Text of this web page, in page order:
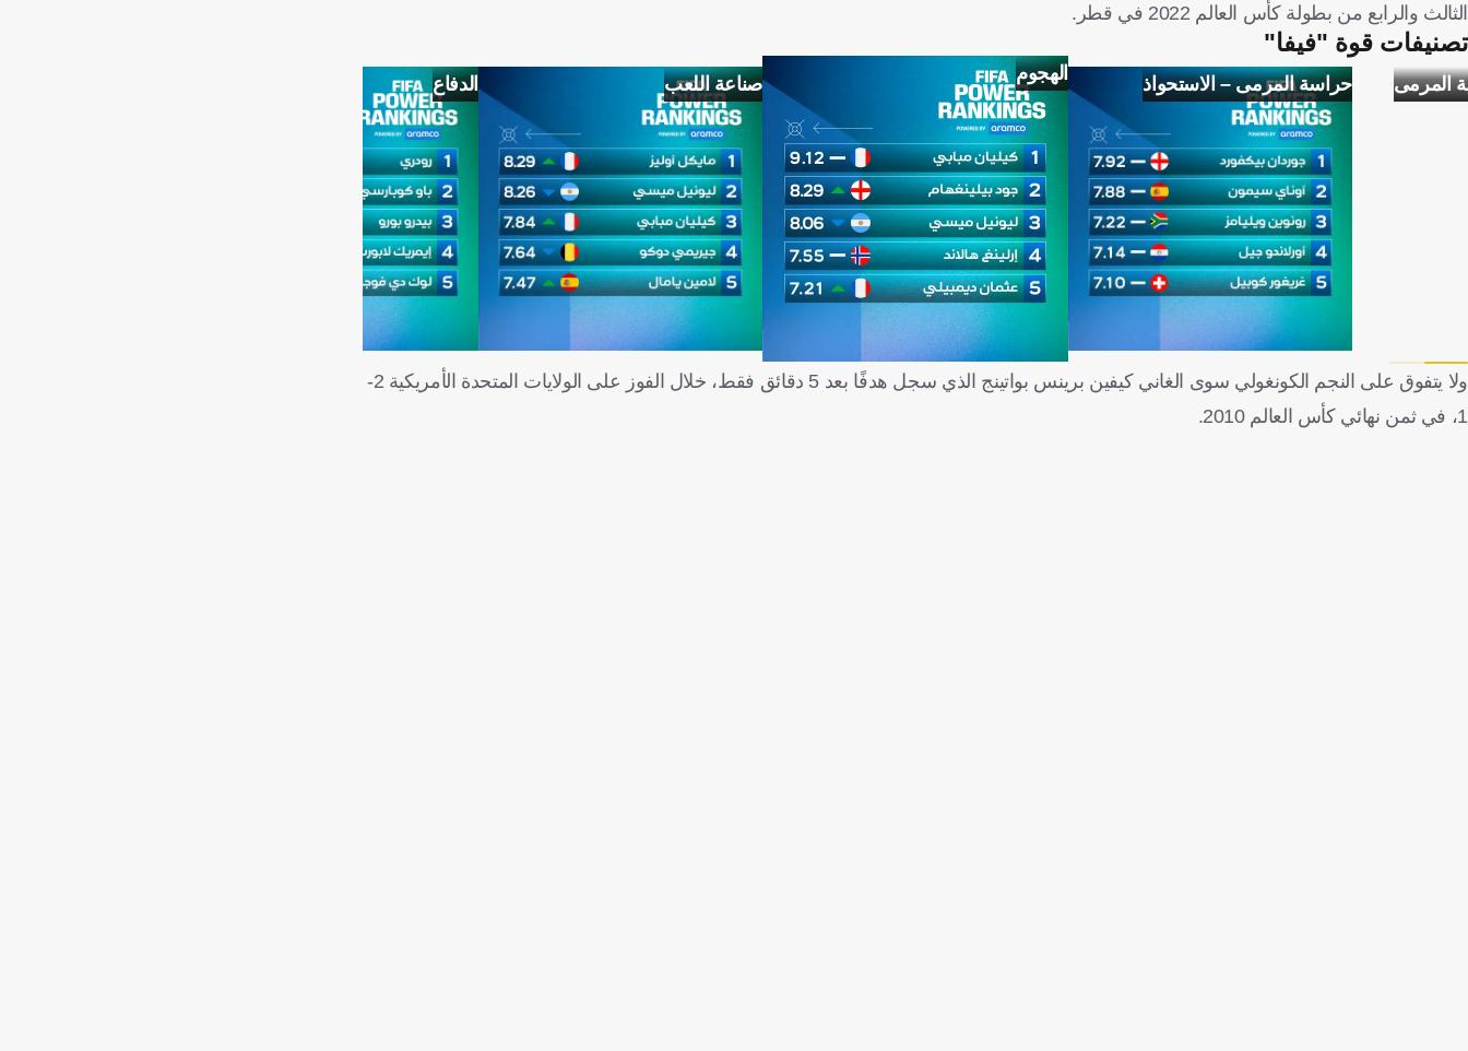
الثالث والرابع من بطولة كأس العالم 2022 في قطر.
تصنيفات قوة "فيفا"
المرمى حراسة المرمى – الاستحواذ الهجوم صناعة اللعب الدفاع
ولا يتفوق على النجم الكونغولي سوى الغاني كيفين برينس بواتينج الذي سجل هدفًا بعد 5 دقائق فقط، خلال الفوز على الولايات المتحدة الأمريكية 2-
1، في ثمن نهائي كأس العالم 2010.